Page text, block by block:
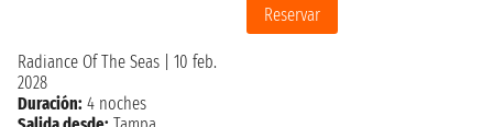
Reservar
Radiance Of The Seas
10 feb.
2028
Duración: 4 noches